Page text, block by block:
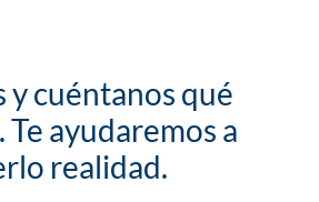
y cuéntanos qué
Te ayudaremos a
realidad.